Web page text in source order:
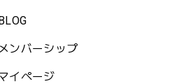
メンバーシップ
イページ